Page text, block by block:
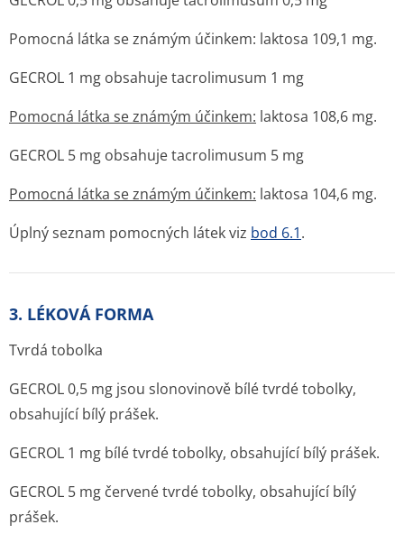
Pomocná látka se známým účinkem: laktosa 109,1 mg.
GECROL 1 mg obsahuje tacrolimusum 1 mg
Pomocná látka se známým účinkem: laktosa 108,6 mg.
GECROL 5 mg obsahuje tacrolimusum 5 mg
Pomocná látka se známým účinkem: laktosa 104,6 mg.
Úplný seznam pomocných látek viz bod 6.1.
3. LÉKOVÁ FORMA
Tvrdá tobolka
GECROL 0,5 mg jsou slonovinově bílé tvrdé tobolky,
obsahující bílý prášek.
GECROL 1 mg bílé tvrdé tobolky, obsahující bílý prášek.
GECROL 5 mg červené tvrdé tobolky, obsahující bílý
prášek.